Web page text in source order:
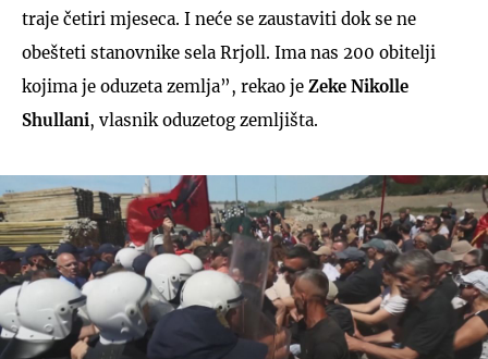
traje četiri mjeseca. I neće se zaustaviti dok se ne
obešteti stanovnike sela Rrjoll. Ima nas 200 obitelji
kojima je oduzeta zemlja”, rekao je Zeke Nikolle
Shullani, vlasnik oduzetog zemljišta.